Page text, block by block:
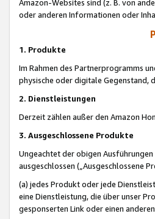
Amazon-Websites sind (z. B. von
oder anderen Informationen oder
1. Produkte
Im Rahmen des Partnerprogramms
physische oder digitale
2. Dienstleistungen
Derzeit zählen außer den Amazon
3. Ausgeschlossene Produkte
Ungeachtet der obigen
ausgeschlossen („Ausgeschlossene
(a) jedes Produkt oder jede
eine Dienstleistung, die über unser
gesponserten Link oder einen